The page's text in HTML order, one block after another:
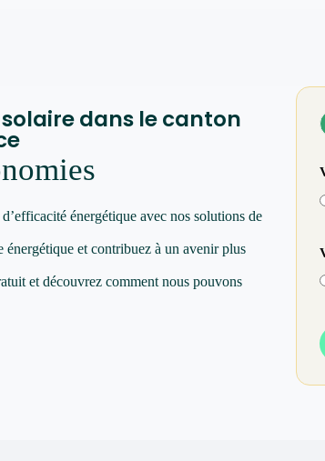
dans le canton
énergétique avec nos solutions de
énergétique et contribuez à un avenir plus
et découvrez comment nous pouvons